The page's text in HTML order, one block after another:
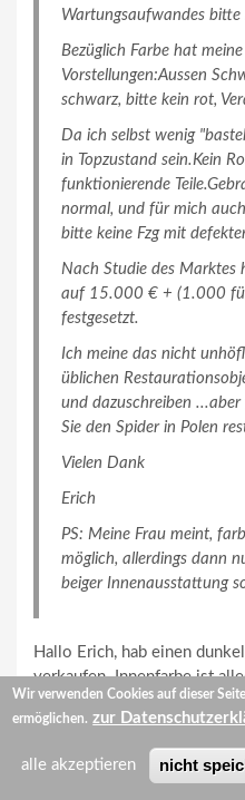
Wartungsaufwandes bitte
Bezüglich Farbe hat
Vorstellungen:Aussen
schwarz, bitte kein rot,
Da ich selbst wenig
in Topzustand sein.Kein
funktionierende
normal, und für mich
bitte keine Fzg mit
Nach Studie des Marktes
auf 15.000 € + (1.000
festgesetzt.
Ich meine das nicht
üblichen
und dazuschreiben
Sie den Spider in Polen
Vielen Dank
Erich
PS: Meine Frau meint,
möglich, allerdings dann
beiger Innenausstattung
Hallo Erich, hab einen
verkaufen. Innenfarbe ist
neu, auch in schwarz.
Preis liegt bei € 7.000,00.
Gruß Martin M. aus
Wir verwenden Cookies auf dieser
ermöglichen. zur
alle akzeptieren nicht